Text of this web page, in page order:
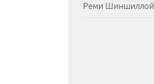
Реми Шиншиллой